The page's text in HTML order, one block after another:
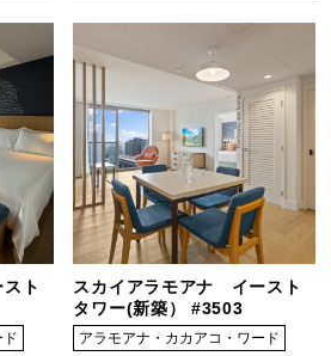
ト
ド
スカイアラモアナ イースト
タワー(新築） #3503
アラモアナ・カカアコ・ワード